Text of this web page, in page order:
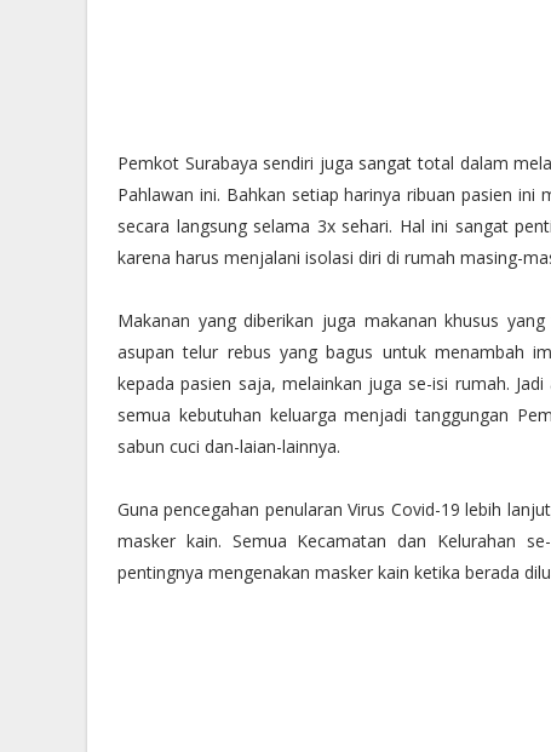
Pemkot Surabaya sendiri juga sangat total dalam
Pahlawan ini. Bahkan setiap harinya ribuan pasien
secara langsung selama 3x sehari. Hal ini sangat
karena harus menjalani isolasi diri di rumah masing-
Makanan yang diberikan juga makanan khusus
asupan telur rebus yang bagus untuk menambah
kepada pasien saja, melainkan juga se-isi rumah.
semua kebutuhan keluarga menjadi tanggungan
sabun cuci dan-laian-lainnya.
Guna pencegahan penularan Virus Covid-19 lebih
masker kain. Semua Kecamatan dan Kelurahan
pentingnya mengenakan masker kain ketika berada